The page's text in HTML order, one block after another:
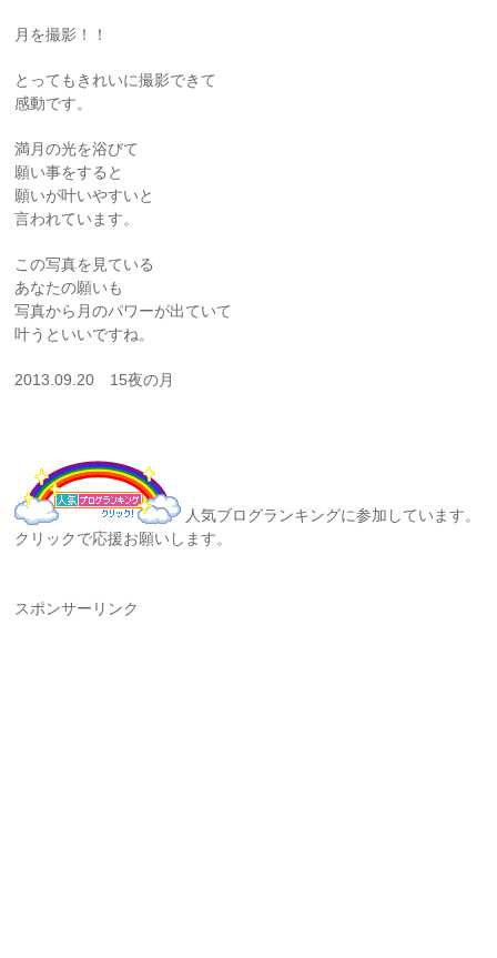
月を撮影！！
とってもきれいに撮影できて
感動です。
満月の光を浴びて
願い事をすると
願いが叶いやすいと
言われています。
この写真を見ている
あなたの願いも
写真から月のパワーが出ていて
叶うといいですね。
2013.09.20 15夜の月
人気ブログランキングに参加しています。
クリックで応援お願いします。
スポンサーリンク